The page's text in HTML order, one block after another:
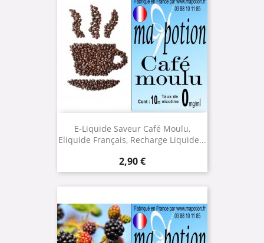
E-Liquide Saveur Café Moulu,
Eliquide Français, Recharge Liquide...
Prix
2,90 €